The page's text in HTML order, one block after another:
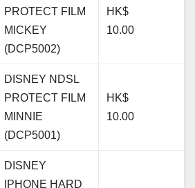
PROTECT FILM
MICKEY
(DCP5002)
HK$
10.00
DISNEY NDSL
PROTECT FILM
MINNIE
(DCP5001)
HK$
10.00
DISNEY
IPHONE HARD